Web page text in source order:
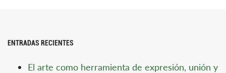
ENTRADAS RECIENTES
El arte como herramienta de expresión, unión y